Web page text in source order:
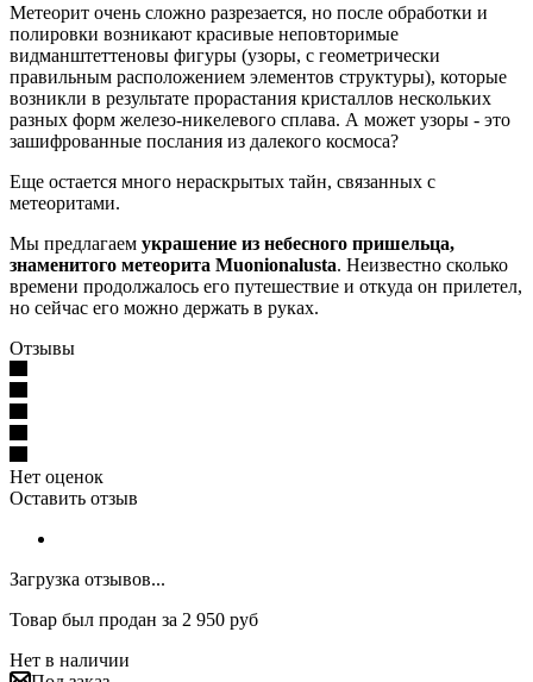
Метеорит очень сложно разрезается, но после обработки и
полировки возникают красивые неповторимые
видманштеттеновы фигуры (узоры, с геометрически
правильным расположением элементов структуры), которые
возникли в результате прорастания кристаллов нескольких
разных форм железо-никелевого сплава. А может узоры - это
зашифрованные послания из далекого космоса?
Еще остается много нераскрытых тайн, связанных с
метеоритами.
Мы предлагаем украшение из небесного пришельца,
знаменитого метеорита Muonionalusta. Неизвестно сколько
времени продолжалось его путешествие и откуда он прилетел,
но сейчас его можно держать в руках.
Отзывы
Нет оценок
Оставить отзыв
Загрузка отзывов...
Товар был продан за 2 950 руб
Нет в наличии